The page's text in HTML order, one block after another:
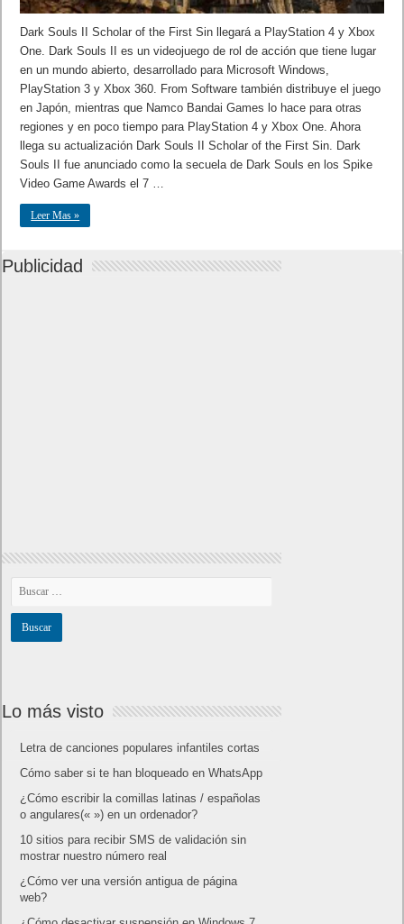
Dark Souls II Scholar of the First Sin llegará a PlayStation 4 y Xbox
One. Dark Souls II es un videojuego de rol de acción que tiene lugar
en un mundo abierto, desarrollado para Microsoft Windows,
PlayStation 3 y Xbox 360. From Software también distribuye el juego
en Japón, mientras que Namco Bandai Games lo hace para otras
regiones y en poco tiempo para PlayStation 4 y Xbox One. Ahora
llega su actualización Dark Souls II Scholar of the First Sin. Dark
Souls II fue anunciado como la secuela de Dark Souls en los Spike
Video Game Awards el 7 …
Leer Mas »
Publicidad
Lo más visto
Letra de canciones populares infantiles cortas
Cómo saber si te han bloqueado en WhatsApp
¿Cómo escribir la comillas latinas / españolas
o angulares(« ») en un ordenador?
10 sitios para recibir SMS de validación sin
mostrar nuestro número real
¿Cómo ver una versión antigua de página
web?